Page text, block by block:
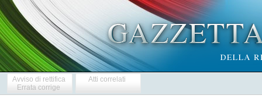
Avviso di rettifica
Errata corrige
Atti correlati